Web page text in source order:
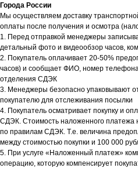
Города России
Мы осуществляем доставку
оплаты после получения и осмотра
1. Перед отправкой менеджеры
детальный фото и видеообзор часов,
2. Покупатель оплачивает 20-50%
часов) и сообщает ФИО, номер
отделения СДЭК
3. Менеджеры безопасно упаковывают
покупателю для отслеживания посылки
4. Покупатель осматривает покупку и
СДЭК. Стоимость наложенного платежа
по правилам СДЭК. Т.е. величина
между стоимостью покупки и 100 000
5. При услуге «Наложенный платеж»
операцию, которую компенсирует